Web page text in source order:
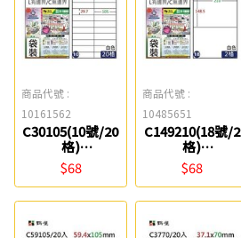
商品代號 :
10161562
C30105(10號/20
格)
29.7x105mm A4
三用電腦標籤 鶴
屋
$68
商品代號 :
10485651
C149210(18號/2
格)
148.5x210mm
A4三用電腦標籤
鶴屋
$68